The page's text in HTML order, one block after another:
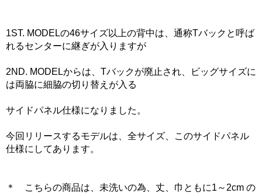
1ST. MODELの46サイズ以上の背中は、通称Tバックと呼ば
れるセンターに継ぎが入りますが
2ND. MODELからは、Tバックが廃止され、ビッグサイズに
は両脇に細脇の切り替えが入る
サイドパネル仕様になりました。
今回リリースするモデルは、全サイズ、このサイドパネル
仕様にしてあります。
＊ こちらの商品は、未洗いの為、丈、巾ともに1～2cm の